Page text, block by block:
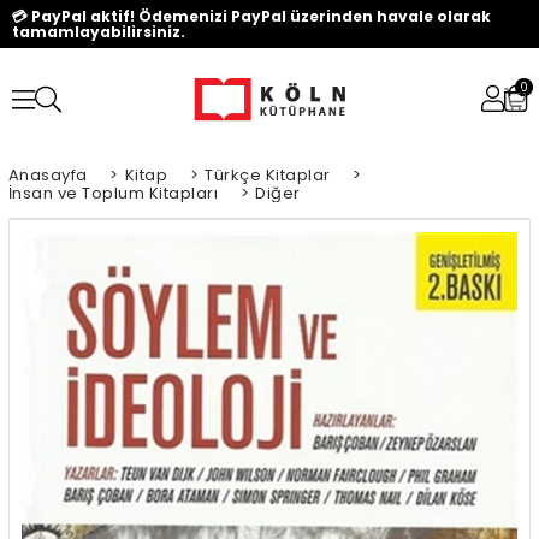
💳 PayPal aktif! Ödemenizi PayPal üzerinden havale olarak
tamamlayabilirsiniz.
0
Anasayfa > Kitap > Türkçe Kitaplar >
İnsan ve Toplum Kitapları > Diğer